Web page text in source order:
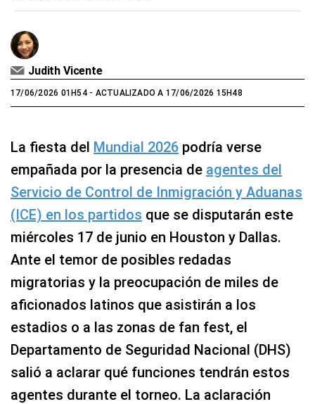
Judith Vicente
17/06/2026 01H54- ACTUALIZADO A 17/06/2026 15H48
La fiesta del Mundial 2026 podría verse
empañada por la presencia de agentes del
Servicio de Control de Inmigración y Aduanas
(ICE) en los partidos que se disputarán este
miércoles 17 de junio en Houston y Dallas.
Ante el temor de posibles redadas
migratorias y la preocupación de miles de
aficionados latinos que asistirán a los
estadios o a las zonas de fan fest, el
Departamento de Seguridad Nacional (DHS)
salió a aclarar qué funciones tendrán estos
agentes durante el torneo. La aclaración